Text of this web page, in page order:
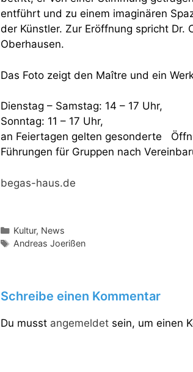
entführt und zu einem imaginären
der Künstler. Zur Eröffnung spricht Dr.
Oberhausen.
Das Foto zeigt den Maître und ein
Dienstag – Samstag: 14 – 17 Uhr,
Sonntag: 11 – 17 Uhr,
an Feiertagen gelten gesonderte
Führungen für Gruppen nach
begas-haus.de
Kategorien
Kultur, News
Schlagwörter
Andreas Joerißen
Schreibe einen Kommentar
Du musst angemeldetsein, um einen